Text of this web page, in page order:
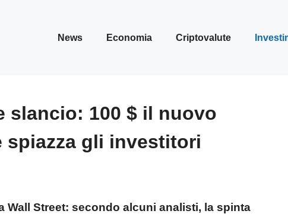
News Economia Criptovalute
slancio: 100 $ il nuovo
spiazza gli investitori
Wall Street: secondo alcuni analisti, la spinta